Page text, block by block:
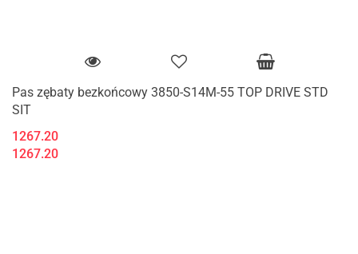
Pas zębaty bezkońcowy 3850-S14M-55 TOP DRIVE STD
SIT
1267.20
1267.20